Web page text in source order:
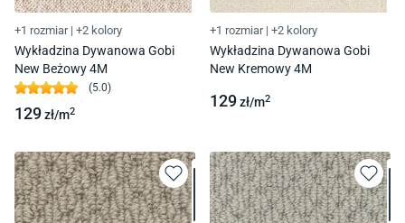
+1 rozmiar | +2 kolory
Wykładzina Dywanowa Gobi
New Beżowy 4M
(5.0)
129zł/m2
+1 rozmiar | +2 kolory
Wykładzina Dywanowa Gobi
New Kremowy 4M
129zł/m2